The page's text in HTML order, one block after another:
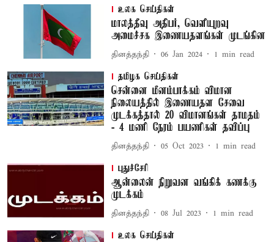
உலக செய்திகள்
மாலத்தீவு அதிபர், வெளியுறவு
அமைச்சக இணையதளங்கள் முடங்கின
தினத்தந்தி 06 Jan 2024 1 min read
தமிழக செய்திகள்
சென்னை மீனம்பாக்கம் விமான
நிலையத்தில் இணையதள சேவை
முடக்கத்தால் 20 விமானங்கள் தாமதம்
- 4 மணி நேரம் பயணிகள் தவிப்பு
தினத்தந்தி 05 Oct 2023 1 min read
புதுச்சேரி
ஆன்லைன் நிறுவன வங்கிக் கணக்கு
முடக்கம்
தினத்தந்தி 08 Jul 2023 1 min read
உலக செய்திகள்